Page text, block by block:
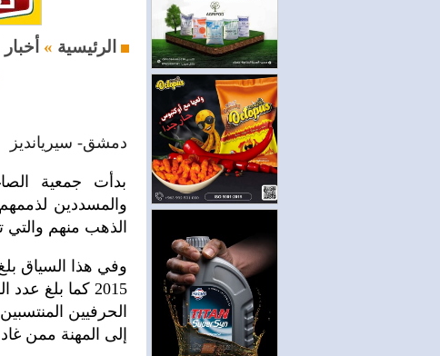
الرئيسية »
دمشق- سيريانديز
بدأت جمعية
والمسددين
الذهب منهم
إلى المهنة ممن